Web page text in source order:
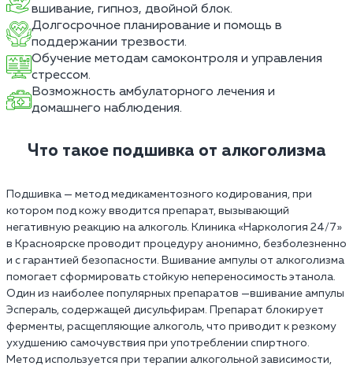
вшивание, гипноз, двойной блок.
Долгосрочное планирование и помощь в
поддержании трезвости.
Обучение методам самоконтроля и управления
стрессом.
Возможность амбулаторного лечения и
домашнего наблюдения.
Что такое подшивка от алкоголизма
Подшивка — метод медикаментозного кодирования, при
котором под кожу вводится препарат, вызывающий
негативную реакцию на алкоголь. Клиника «Наркология 24/7»
в Красноярске проводит процедуру анонимно, безболезненно
и с гарантией безопасности. Вшивание ампулы от алкоголизма
помогает сформировать стойкую непереносимость этанола.
Один из наиболее популярных препаратов —вшивание ампулы
Эспераль, содержащей дисульфирам. Препарат блокирует
ферменты, расщепляющие алкоголь, что приводит к резкому
ухудшению самочувствия при употреблении спиртного.
Метод используется при терапии алкогольной зависимости,